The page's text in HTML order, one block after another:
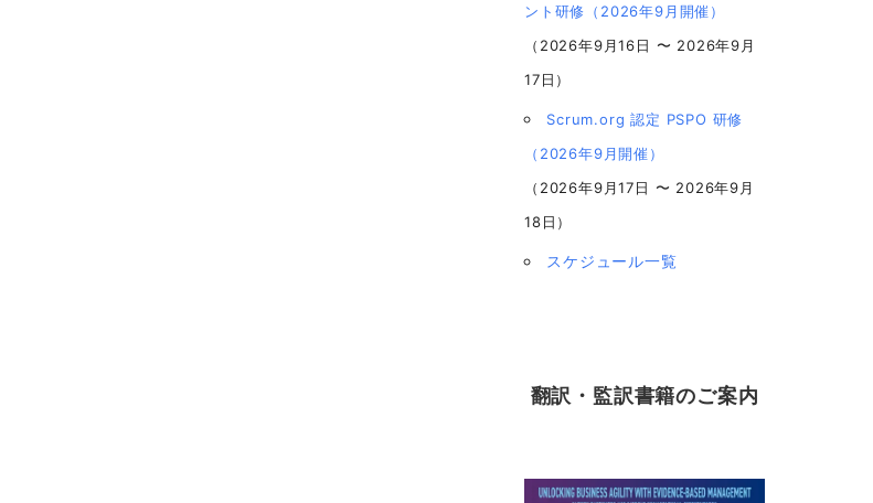
ント研修（2026年9月開催）
（2026年9月16日 〜 2026年9月
17日）
Scrum.org 認定 PSPO 研修
（2026年9月開催）
（2026年9月17日 〜 2026年9月
18日）
スケジュール一覧
翻訳・監訳書籍のご案内